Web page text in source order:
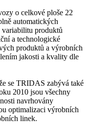
o celkové ploše 22
automatických
produktů
a technologické
produktů a výrobních
jakosti a kvality dle
se TRIDAS zabývá také
2010 jsou všechny
navrhovány
optimalizaci výrobních
linek.